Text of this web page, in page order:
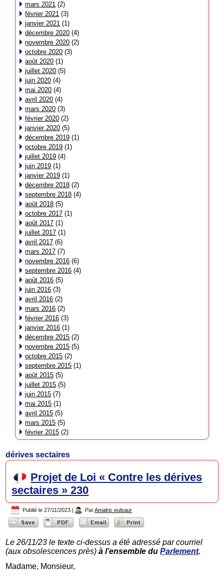
mars 2021 (2)
février 2021 (3)
janvier 2021 (1)
décembre 2020 (4)
novembre 2020 (2)
octobre 2020 (3)
août 2020 (1)
juillet 2020 (5)
juin 2020 (4)
mai 2020 (4)
avril 2020 (4)
mars 2020 (3)
février 2020 (2)
janvier 2020 (5)
décembre 2019 (1)
octobre 2019 (1)
juillet 2019 (4)
juin 2019 (1)
janvier 2019 (1)
décembre 2018 (2)
septembre 2018 (4)
août 2018 (5)
octobre 2017 (1)
août 2017 (1)
juillet 2017 (1)
avril 2017 (6)
mars 2017 (7)
novembre 2016 (6)
septembre 2016 (4)
août 2016 (5)
juin 2016 (3)
avril 2016 (2)
mars 2016 (2)
février 2016 (3)
janvier 2016 (1)
décembre 2015 (2)
novembre 2015 (5)
octobre 2015 (2)
septembre 2015 (1)
août 2015 (5)
juillet 2015 (5)
juin 2015 (7)
mai 2015 (1)
avril 2015 (5)
mars 2015 (5)
février 2015 (2)
dérives sectaires
Projet de Loi « Contre les dérives
sectaires » 230
Publié le 27/11/2023 | Par Amalric eulsaur
Le 26/11/23 le texte ci-dessus a été adressé par courriel
(aux obsolescences près)à l’ensemble duParlement.
Madame, Monsieur,